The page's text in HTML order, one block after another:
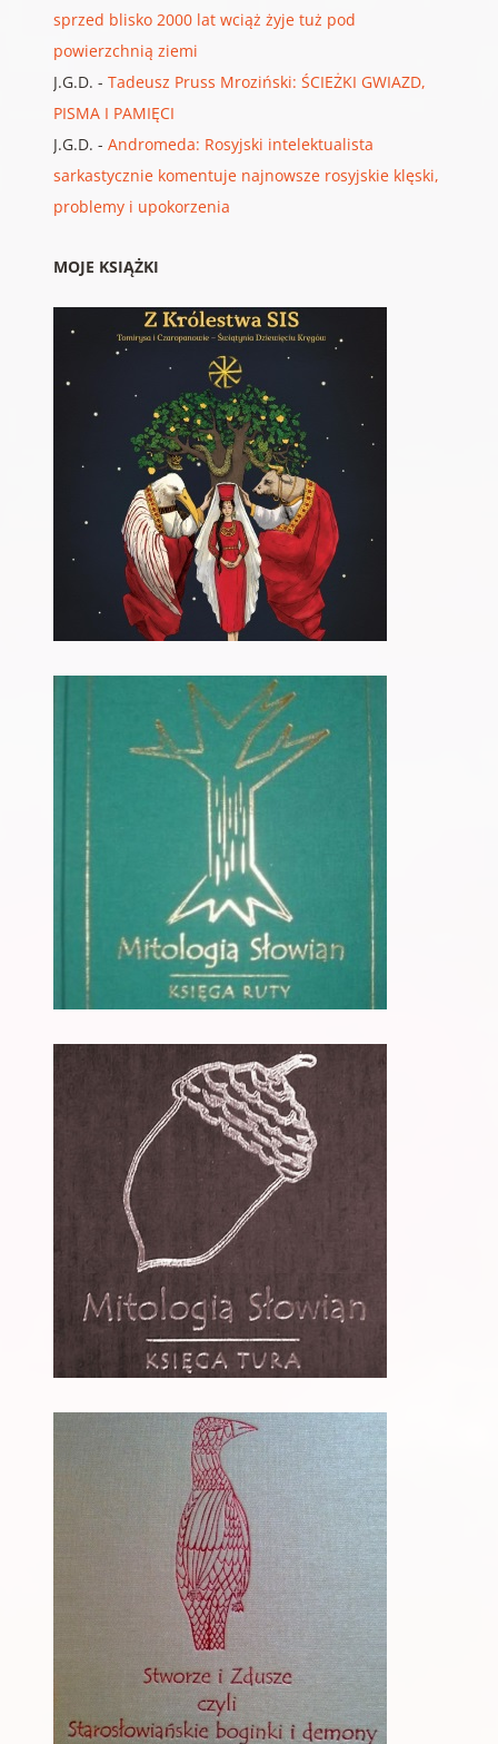
sprzed blisko 2000 lat wciąż żyje tuż pod
powierzchnią ziemi
J.G.D. - Tadeusz Pruss Mroziński: ŚCIEŻKI GWIAZD,
PISMA I PAMIĘCI
J.G.D. - Andromeda: Rosyjski intelektualista
sarkastycznie komentuje najnowsze rosyjskie klęski,
problemy i upokorzenia
MOJE KSIĄŻKI